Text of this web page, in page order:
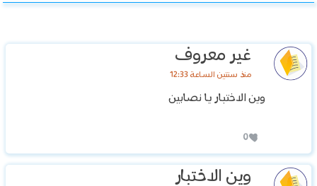
غير معروف
منذ سنتين الساعة 12:33
وين الاختبار يا نصابين
0
وين الاختبار